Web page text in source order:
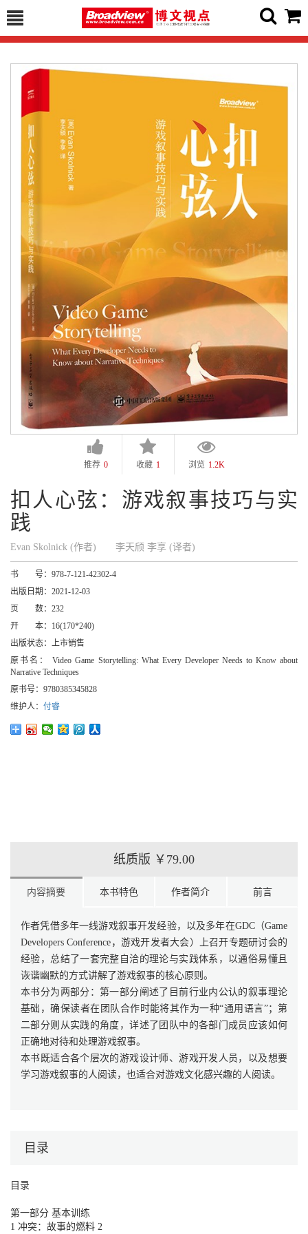
推荐 0 收藏 1 浏览 1.2K
扣人心弦：游戏叙事技巧与实
践
Evan Skolnick (作者) 李天颀 李享 (译者)
书 号： 978-7-121-42302-4
出版日期： 2021-12-03
页 数： 232
开 本： 16(170*240)
出版状态：
上市销售
原书名：
Video Game Storytelling: What Every Developer Needs to Know about
Narrative Techniques
原书号： 9780385345828
维护人： 付睿
纸质版 ￥79.00
内容摘要 本书特色 作者简介 前言
作者凭借多年一线游戏叙事开发经验，以及多年在GDC（Game
Developers Conference，游戏开发者大会）上召开专题研讨会的
经验，总结了一套完整自洽的理论与实践体系，以通俗易懂且
诙谐幽默的方式讲解了游戏叙事的核心原则。
本书分为两部分：第一部分阐述了目前行业内公认的叙事理论
基础，确保读者在团队合作时能将其作为一种“通用语言”；第
二部分则从实践的角度，详述了团队中的各部门成员应该如何
正确地对待和处理游戏叙事。
本书既适合各个层次的游戏设计师、游戏开发人员，以及想要
学习游戏叙事的人阅读，也适合对游戏文化感兴趣的人阅读。
目录
目录
第一部分 基本训练
1 冲突：故事的燃料 2